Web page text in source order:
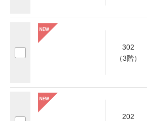
302
（3階）
202